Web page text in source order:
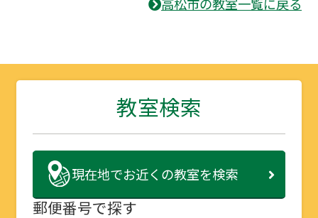
高松市の教室一覧に戻る
教室検索
現在地でお近くの教室を検索
郵便番号で探す